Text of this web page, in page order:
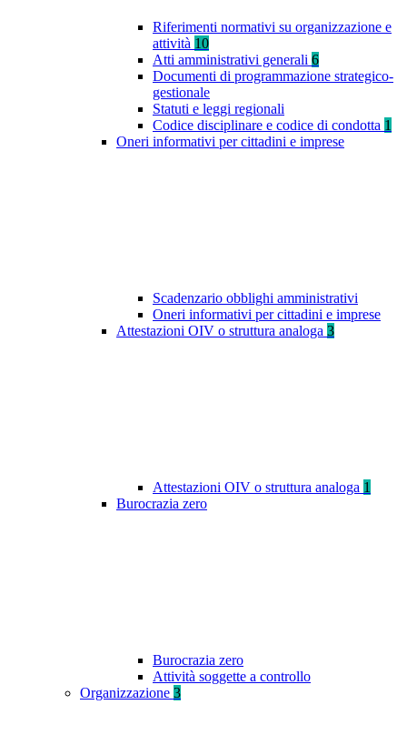
Riferimenti normativi su organizzazione e
attività 10
Atti amministrativi generali 6
Documenti di programmazione strategico-
gestionale
Statuti e leggi regionali
Codice disciplinare e codice di condotta 1
Oneri informativi per cittadini e imprese
Scadenzario obblighi amministrativi
Oneri informativi per cittadini e imprese
Attestazioni OIV o struttura analoga 3
Attestazioni OIV o struttura analoga 1
Burocrazia zero
Burocrazia zero
Attività soggette a controllo
Organizzazione 3